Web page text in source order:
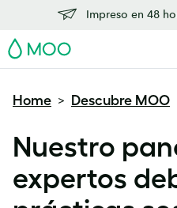
Impreso en 48
MOO
Home > Descubre MOO
Nuestro
expertos